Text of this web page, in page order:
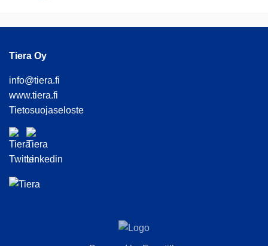
Tiera Oy
info@tiera.fi
www.tiera.fi
Tietosuojaseloste